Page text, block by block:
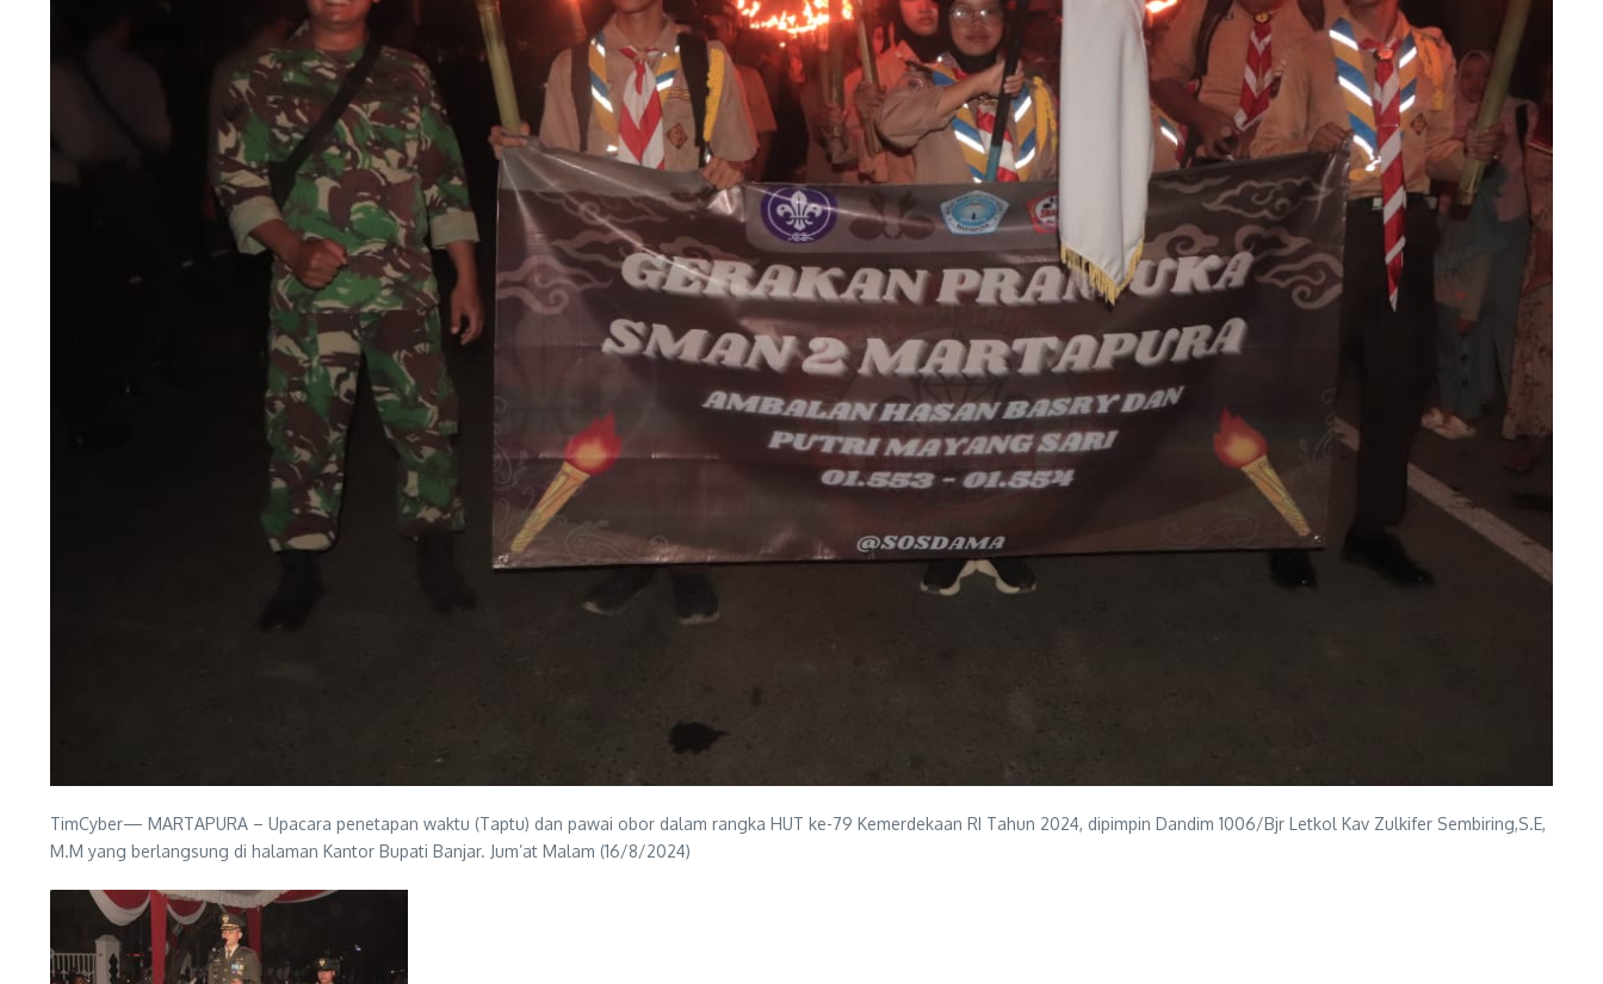
TimCyber— MARTAPURA – Upacara penetapan waktu (Taptu) dan pawai obor dalam rangka HUT ke-79 Kemerdekaan RI Tahun 2024, dipimpin Dandim 1006/Bjr Letkol Kav Zulkifer Sembiring,S.E,
M.M yang berlangsung di halaman Kantor Bupati Banjar. Jum’at Malam (16/8/2024)